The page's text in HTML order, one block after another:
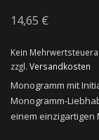
14,65 €
Kein
zzgl. Versandkosten
Monogramm mit
Monogramm-
einem einzigartigen